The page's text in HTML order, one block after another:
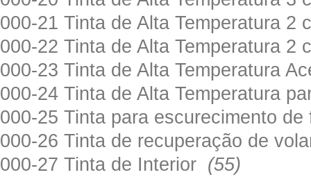
000-21 Tinta de Alta Temperatura
000-22 Tinta de Alta Temperatura
000-23 Tinta de Alta Temperatura
000-24 Tinta de Alta Temperatura
000-25 Tinta para escurecimento
000-26 Tinta de recuperação de
000-27 Tinta de Interior (55)